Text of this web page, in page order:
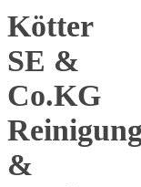
Kötter
SE &
Co.KG
Reinigung
&